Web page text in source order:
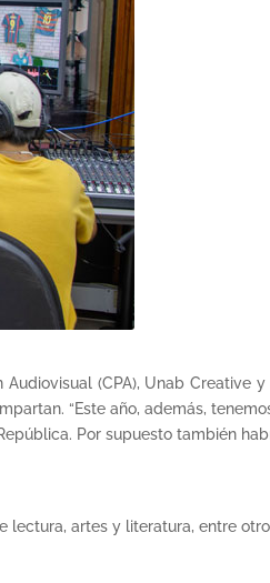
(CPA), Unab Creative
“Este año, además,
Por supuesto también
lectura, artes y literatura, entre